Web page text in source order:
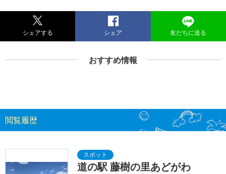
シェアする シェア 友だちに送る
おすすめ情報
閲覧履歴
道の駅 藤樹の里あどがわ